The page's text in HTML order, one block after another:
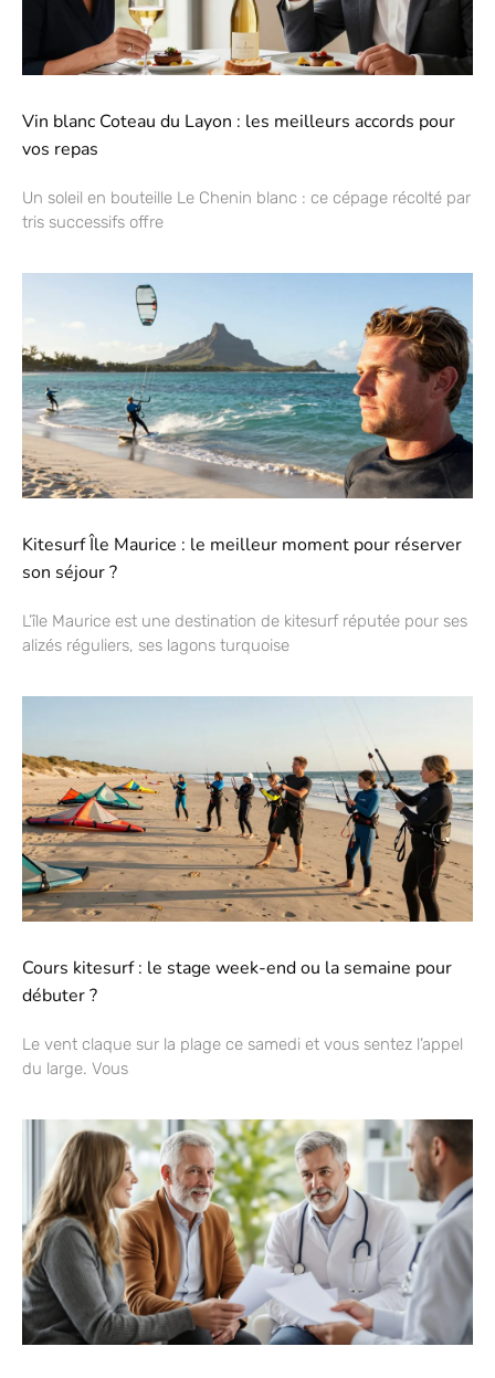
Vin blanc Coteau du Layon : les meilleurs accords pour
vos repas
Un soleil en bouteille Le Chenin blanc : ce cépage récolté par
tris successifs offre
Kitesurf Île Maurice : le meilleur moment pour réserver
son séjour ?
L’île Maurice est une destination de kitesurf réputée pour ses
alizés réguliers, ses lagons turquoise
Cours kitesurf : le stage week-end ou la semaine pour
débuter ?
Le vent claque sur la plage ce samedi et vous sentez l’appel
du large. Vous